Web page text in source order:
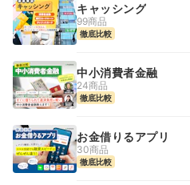
キャッシング
99商品
徹底比較
中小消費者金融
24商品
徹底比較
お金借りるアプリ
30商品
徹底比較